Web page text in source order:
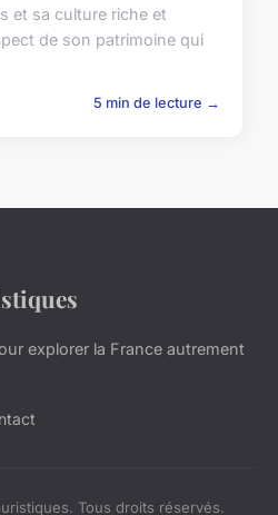
et sa culture riche et
de son patrimoine qui
5 min de lecture →
explorer la France autrement
Tous droits réservés.